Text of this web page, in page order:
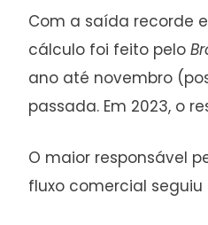
Com a saída recorde
cálculo foi feito pelo
ano até novembro
passada. Em 2023, o
O maior responsável
fluxo comercial seguiu